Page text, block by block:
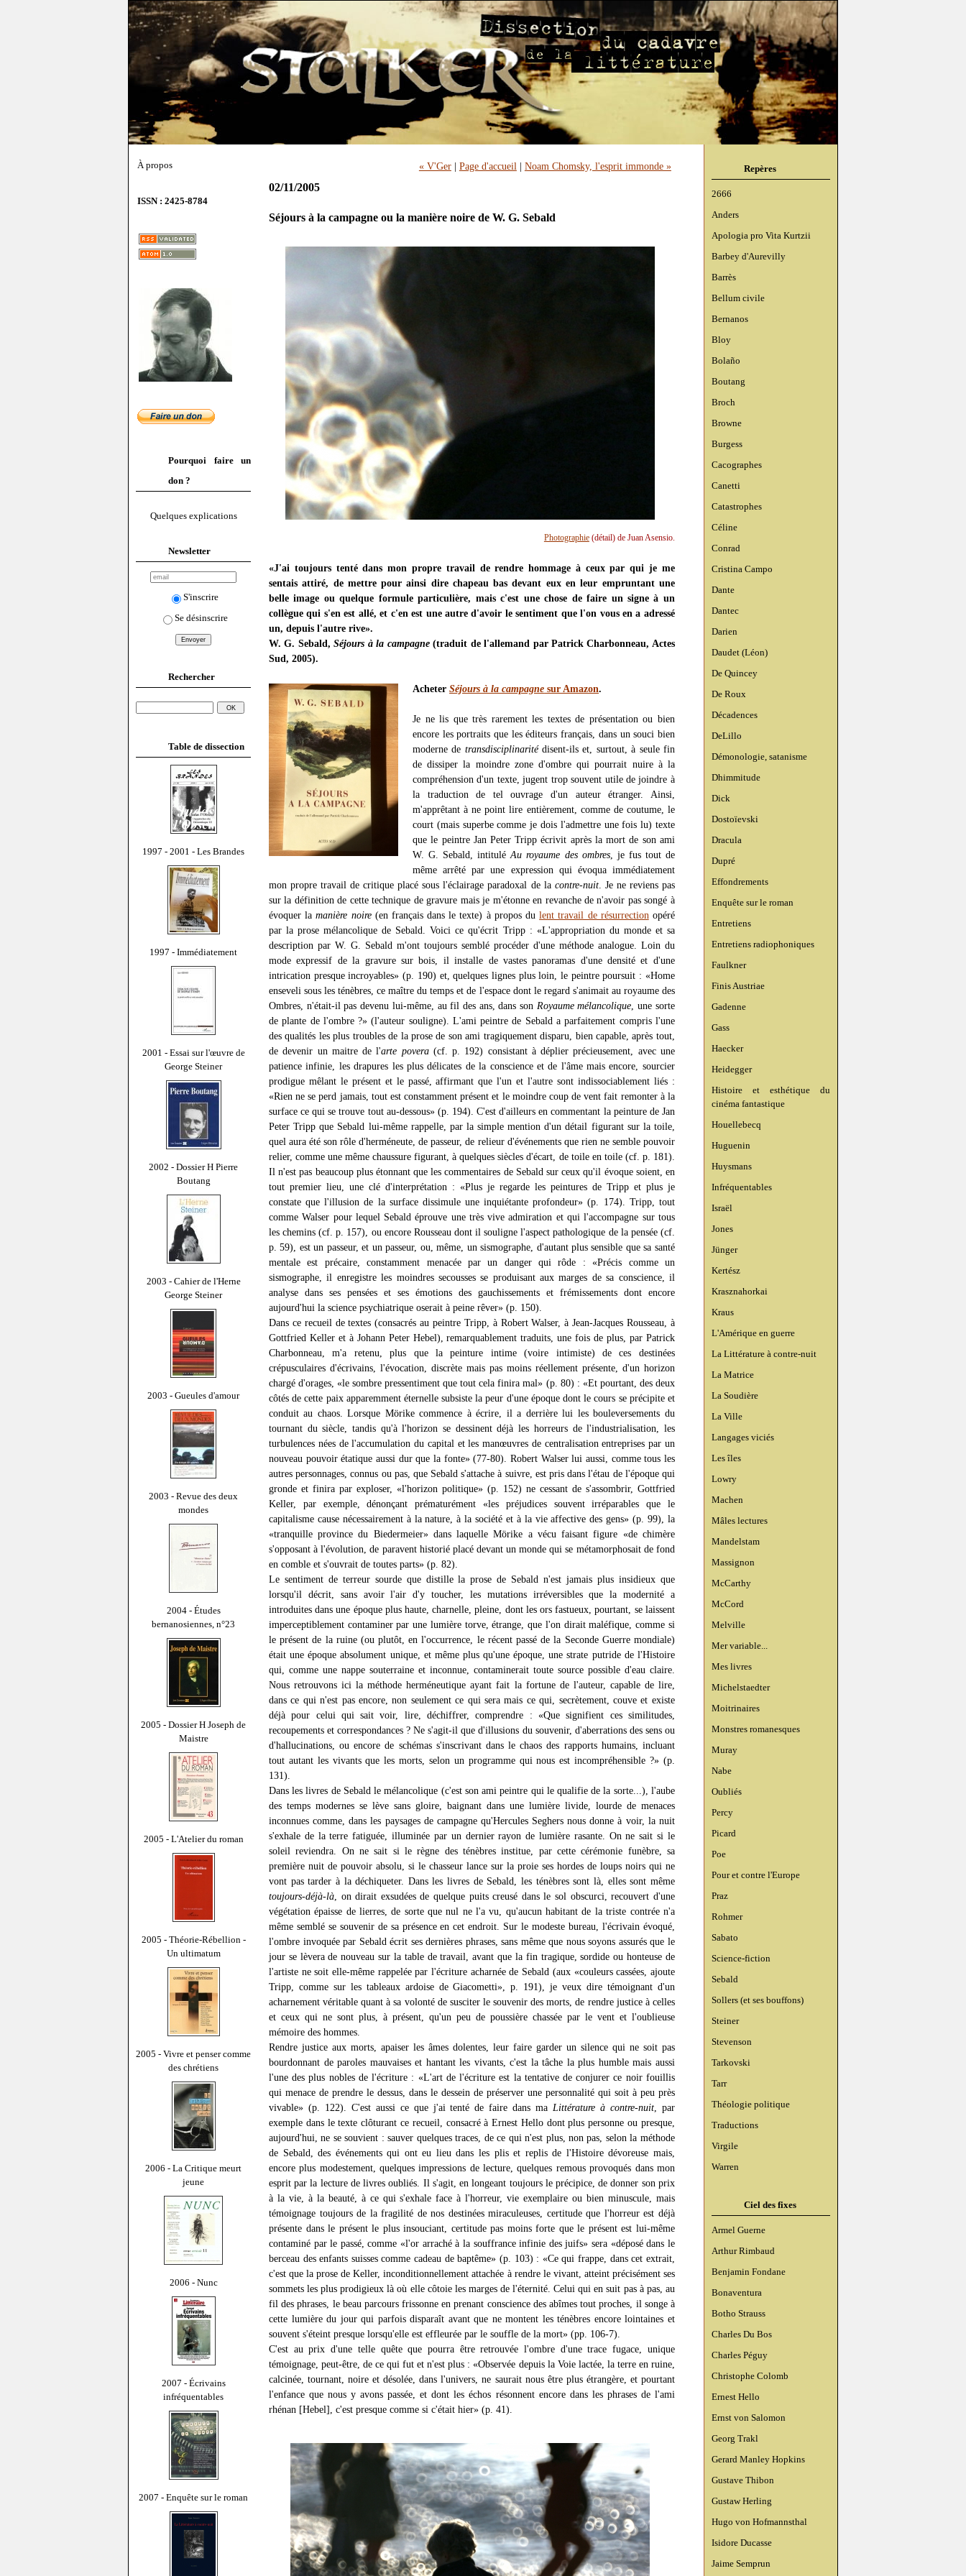
À propos
ISSN : 2425-8784
Pourquoi faire un
don ?
Quelques explications
Newsletter
S'inscrire
Se désinscrire
Rechercher
Table de dissection
1997 - 2001 - Les Brandes
1997 - Immédiatement
2001 - Essai sur l'œuvre de
George Steiner
2002 - Dossier H Pierre
Boutang
2003 - Cahier de l'Herne
George Steiner
2003 - Gueules d'amour
2003 - Revue des deux
mondes
2004 - Études
bernanosiennes, n°23
2005 - Dossier H Joseph de
Maistre
2005 - L'Atelier du roman
2005 - Théorie-Rébellion -
Un ultimatum
2005 - Vivre et penser comme
des chrétiens
2006 - La Critique meurt
jeune
2006 - Nunc
2007 - Écrivains
infréquentables
2007 - Enquête sur le roman
Repères
2666
Anders
Apologia pro Vita Kurtzii
Barbey d'Aurevilly
Barrès
Bellum civile
Bernanos
Bloy
Bolaño
Boutang
Broch
Browne
Burgess
Cacographes
Canetti
Catastrophes
Céline
Conrad
Cristina Campo
Dante
Dantec
Darien
Daudet (Léon)
De Quincey
De Roux
Décadences
DeLillo
Démonologie, satanisme
Dhimmitude
Dick
Dostoïevski
Dracula
Dupré
Effondrements
Enquête sur le roman
Entretiens
Entretiens radiophoniques
Faulkner
Finis Austriae
Gadenne
Gass
Haecker
Heidegger
Histoire et esthétique du
cinéma fantastique
Houellebecq
Huguenin
Huysmans
Infréquentables
Israël
Jones
Jünger
Kertész
Krasznahorkai
Kraus
L'Amérique en guerre
La Littérature à contre-nuit
La Matrice
La Soudière
La Ville
Langages viciés
Les îles
Lowry
Machen
Mâles lectures
Mandelstam
Massignon
McCarthy
McCord
Melville
Mer variable...
Mes livres
Michelstaedter
Moitrinaires
Monstres romanesques
Muray
Nabe
Oubliés
Percy
Picard
Poe
Pour et contre l'Europe
Praz
Rohmer
Sabato
Science-fiction
Sebald
Sollers (et ses bouffons)
Steiner
Stevenson
Tarkovski
Tarr
Théologie politique
Traductions
Virgile
Warren
Ciel des fixes
Armel Guerne
Arthur Rimbaud
Benjamin Fondane
Bonaventura
Botho Strauss
Charles Du Bos
Charles Péguy
Christophe Colomb
Ernest Hello
Ernst von Salomon
Georg Trakl
Gerard Manley Hopkins
Gustave Thibon
Gustaw Herling
Hugo von Hofmannsthal
Isidore Ducasse
Jaime Semprun
« V'Ger| Page d'accueil | Noam Chomsky, l'esprit immonde »
02/11/2005
Séjours à la campagne ou la manière noire de W. G. Sebald
Photographie(détail) de Juan Asensio.
«J'ai toujours tenté dans mon propre travail de rendre hommage à ceux par qui je me
sentais attiré, de mettre pour ainsi dire chapeau bas devant eux en leur empruntant une
belle image ou quelque formule particulière, mais c'est une chose de faire un signe à un
collègue qui s'en est allé, et c'en est une autre d'avoir le sentiment que l'on vous en a adressé
un, depuis l'autre rive».
W. G. Sebald,Séjours à la campagne(traduit de l'allemand par Patrick Charbonneau, Actes
Sud, 2005).
AcheterSéjours à la campagne sur Amazon.
Je ne lis que très rarement les textes de présentation ou bien
encore les portraits que les éditeurs français, dans un souci bien
moderne de transdisciplinaritédisent-ils et, surtout, à seule fin
de dissiper la moindre zone d'ombre qui pourrait nuire à la
compréhension d'un texte, jugent trop souvent utile de joindre à
la traduction de tel ouvrage d'un auteur étranger. Ainsi,
m'apprêtant à ne point lire entièrement, comme de coutume, le
court (mais superbe comme je dois l'admettre une fois lu) texte
que le peintre Jan Peter Tripp écrivit après la mort de son ami
W. G. Sebald, intituléAu royaume des ombres, je fus tout de
même arrêté par une expression qui évoqua immédiatement
mon propre travail de critique placé sous l'éclairage paradoxal de la contre-nuit. Je ne reviens pas
sur la définition de cette technique de gravure mais je m'étonne en revanche de n'avoir pas songé à
évoquer lamanière noire(en français dans le texte) à propos dulent travail de résurrection opéré
par la prose mélancolique de Sebald. Voici ce qu'écrit Tripp : «L'appropriation du monde et sa
description par W. G. Sebald m'ont toujours semblé procéder d'une méthode analogue. Loin du
mode expressif de la gravure sur bois, il installe de vastes panoramas d'une densité et d'une
intrication presque incroyables» (p. 190) et, quelques lignes plus loin, le peintre poursuit : «Home
enseveli sous les ténèbres, ce maître du temps et de l'espace dont le regard s'animait au royaume des
Ombres, n'était-il pas devenu lui-même, au fil des ans, dans son Royaume mélancolique , une sorte
de plante de l'ombre ?» (l'auteur souligne). L'ami peintre de Sebald a parfaitement compris l'une
des qualités les plus troubles de la prose de son ami tragiquement disparu, bien capable, après tout,
de devenir un maitre de l'arte povera(cf. p. 192) consistant à déplier précieusement, avec une
patience infinie, les drapures les plus délicates de la conscience et de l'âme mais encore, sourcier
prodigue mêlant le présent et le passé, affirmant que l'un et l'autre sont indissociablement liés :
«Rien ne se perd jamais, tout est constamment présent et le moindre coup de vent fait remonter à la
surface ce qui se trouve tout au-dessous» (p. 194). C'est d'ailleurs en commentant la peinture de Jan
Peter Tripp que Sebald lui-même rappelle, par la simple mention d'un détail figurant sur la toile,
quel aura été son rôle d'herméneute, de passeur, de relieur d'événements que rien ne semble pouvoir
relier, comme une même chaussure figurant, à quelques siècles d'écart, de toile en toile (cf. p. 181).
Il n'est pas beaucoup plus étonnant que les commentaires de Sebald sur ceux qu'il évoque soient, en
tout premier lieu, une clé d'interprétation : «Plus je regarde les peintures de Tripp et plus je
constate que l'illusion de la surface dissimule une inquiétante profondeur» (p. 174). Tripp, tout
comme Walser pour lequel Sebald éprouve une très vive admiration et qui l'accompagne sur tous
les chemins (cf. p. 157), ou encore Rousseau dont il souligne l'aspect pathologique de la pensée (cf.
p. 59), est un passeur, et un passeur, ou, même, un sismographe, d'autant plus sensible que sa santé
mentale est précaire, constamment menacée par un danger qui rôde : «Précis comme un
sismographe, il enregistre les moindres secousses se produisant aux marges de sa conscience, il
analyse dans ses pensées et ses émotions des gauchissements et frémissements dont encore
aujourd'hui la science psychiatrique oserait à peine rêver» (p. 150).
Dans ce recueil de textes (consacrés au peintre Tripp, à Robert Walser, à Jean-Jacques Rousseau, à
Gottfried Keller et à Johann Peter Hebel), remarquablement traduits, une fois de plus, par Patrick
Charbonneau, m'a retenu, plus que la peinture intime (voire intimiste) de ces destinées
crépusculaires d'écrivains, l'évocation, discrète mais pas moins réellement présente, d'un horizon
chargé d'orages, «le sombre pressentiment que tout cela finira mal» (p. 80) : «Et pourtant, des deux
côtés de cette paix apparemment éternelle subsiste la peur d'une époque dont le cours se précipite et
conduit au chaos. Lorsque Mörike commence à écrire, il a derrière lui les bouleversements du
tournant du siècle, tandis qu'à l'horizon se dessinent déjà les horreurs de l'industrialisation, les
turbulences nées de l'accumulation du capital et les manœuvres de centralisation entreprises par un
nouveau pouvoir étatique aussi dur que la fonte» (77-80). Robert Walser lui aussi, comme tous les
autres personnages, connus ou pas, que Sebald s'attache à suivre, est pris dans l'étau de l'époque qui
gronde et finira par exploser, «l'horizon politique» (p. 152) ne cessant de s'assombrir, Gottfried
Keller, par exemple, dénonçant prématurément «les préjudices souvent irréparables que le
capitalisme cause nécessairement à la nature, à la société et à la vie affective des gens» (p. 99), la
«tranquille province du Biedermeier» dans laquelle Mörike a vécu faisant figure «de chimère
s'opposant à l'évolution, de paravent historié placé devant un monde qui se métamorphosait de fond
en comble et s'ouvrait de toutes parts» (p. 82).
Le sentiment de terreur sourde que distille la prose de Sebald n'est jamais plus insidieux que
lorsqu'il décrit, sans avoir l'air d'y toucher, les mutations irréversibles que la modernité a
introduites dans une époque plus haute, charnelle, pleine, dont les ors fastueux, pourtant, se laissent
imperceptiblement contaminer par une lumière torve, étrange, que l'on dirait maléfique, comme si
le présent de la ruine (ou plutôt, en l'occurrence, le récent passé de la Seconde Guerre mondiale)
était une époque absolument unique, et même plus qu'une époque, une strate putride de l'Histoire
qui, comme une nappe souterraine et inconnue, contaminerait toute source possible d'eau claire.
Nous retrouvons ici la méthode herméneutique ayant fait la fortune de l'auteur, capable de lire,
dans ce qui n'est pas encore, non seulement ce qui sera mais ce qui, secrètement, couve et existe
déjà pour celui qui sait voir, lire, déchiffrer, comprendre : «Que signifient ces similitudes,
recoupements et correspondances ? Ne s'agit-il que d'illusions du souvenir, d'aberrations des sens ou
d'hallucinations, ou encore de schémas s'inscrivant dans le chaos des rapports humains, incluant
tout autant les vivants que les morts, selon un programme qui nous est incompréhensible ?» (p.
131).
Dans les livres de Sebald le mélancolique (c'est son ami peintre qui le qualifie de la sorte...), l'aube
des temps modernes se lève sans gloire, baignant dans une lumière livide, lourde de menaces
inconnues comme, dans les paysages de campagne qu'Hercules Seghers nous donne à voir, la nuit
s'exhale de la terre fatiguée, illuminée par un dernier rayon de lumière rasante. On ne sait si le
soleil reviendra. On ne sait si le règne des ténèbres institue, par cette cérémonie funèbre, sa
première nuit de pouvoir absolu, si le chasseur lance sur la proie ses hordes de loups noirs qui ne
vont pas tarder à la déchiqueter. Dans les livres de Sebald, les ténèbres sont là, elles sont même
toujours-déjà-là , on dirait exsudées de quelque puits creusé dans le sol obscurci, recouvert d'une
végétation épaisse de lierres, de sorte que nul ne l'a vu, qu'aucun habitant de la triste contrée n'a
même semblé se souvenir de sa présence en cet endroit. Sur le modeste bureau, l'écrivain évoqué,
l'ombre invoquée par Sebald écrit ses dernières phrases, sans même que nous soyons assurés que le
jour se lèvera de nouveau sur la table de travail, avant que la fin tragique, sordide ou honteuse de
l'artiste ne soit elle-même rappelée par l'écriture acharnée de Sebald (aux «couleurs cassées, ajoute
Tripp, comme sur les tableaux ardoise de Giacometti», p. 191), je veux dire témoignant d'un
acharnement véritable quant à sa volonté de susciter le souvenir des morts, de rendre justice à celles
et ceux qui ne sont plus, à présent, qu'un peu de poussière chassée par le vent et l'oublieuse
mémoire des hommes.
Rendre justice aux morts, apaiser les âmes dolentes, leur faire garder un silence qui ne soit pas
bourdonnant de paroles mauvaises et hantant les vivants, c'est la tâche la plus humble mais aussi
l'une des plus nobles de l'écriture : «L'art de l'écriture est la tentative de conjurer ce noir fouillis
qui menace de prendre le dessus, dans le dessein de préserver une personnalité qui soit à peu près
vivable» (p. 122). C'est aussi ce que j'ai tenté de faire dans ma Littérature à contre-nuit, par
exemple dans le texte clôturant ce recueil, consacré à Ernest Hello dont plus personne ou presque,
aujourd'hui, ne se souvient : sauver quelques traces, de ce qui n'est plus, non pas, selon la méthode
de Sebald, des événements qui ont eu lieu dans les plis et replis de l'Histoire dévoreuse mais,
encore plus modestement, quelques impressions de lecture, quelques remous provoqués dans mon
esprit par la lecture de livres oubliés. Il s'agit, en longeant toujours le précipice, de donner son prix
à la vie, à la beauté, à ce qui s'exhale face à l'horreur, vie exemplaire ou bien minuscule, mais
témoignage toujours de la fragilité de nos destinées miraculeuses, certitude que l'horreur est déjà
présente dans le présent le plus insouciant, certitude pas moins forte que le présent est lui-même
contaminé par le passé, comme «l'or arraché à la souffrance infinie des juifs» sera «déposé dans le
berceau des enfants suisses comme cadeau de baptême» (p. 103) : «Ce qui frappe, dans cet extrait,
c'est que la prose de Keller, inconditionnellement attachée à rendre le vivant, atteint précisément ses
sommets les plus prodigieux là où elle côtoie les marges de l'éternité. Celui qui en suit pas à pas, au
fil des phrases, le beau parcours frissonne en prenant conscience des abîmes tout proches, il songe à
cette lumière du jour qui parfois disparaît avant que ne montent les ténèbres encore lointaines et
souvent s'éteint presque lorsqu'elle est effleurée par le souffle de la mort» (pp. 106-7).
C'est au prix d'une telle quête que pourra être retrouvée l'ombre d'une trace fugace, unique
témoignage, peut-être, de ce qui fut et n'est plus : «Observée depuis la Voie lactée, la terre en ruine,
calcinée, tournant, noire et désolée, dans l'univers, ne saurait nous être plus étrangère, et pourtant
l'enfance que nous y avons passée, et dont les échos résonnent encore dans les phrases de l'ami
rhénan [Hebel], c'est presque comme si c'était hier» (p. 41).